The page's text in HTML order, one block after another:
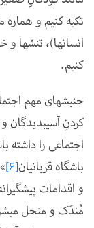
تکیه کنیم و هماره
انسان­ها)، تنش­ها
کنیم.
جنبش­های مهم
کردنِ آسیب­دیدگان
اجتماعی را
باشگاه قربانیان[6]
و اقدامات
مُندَک و منحل